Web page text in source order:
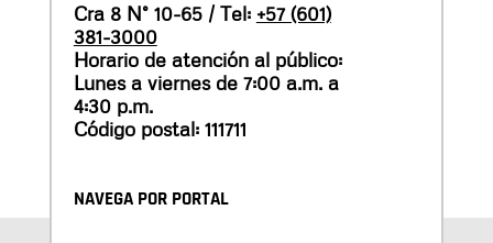
Cra 8 N° 10-65 / Tel: +57 (601)
381-3000
Horario de atención al público:
Lunes a viernes de 7:00 a.m. a
4:30 p.m.
Código postal: 111711
NAVEGA POR PORTAL